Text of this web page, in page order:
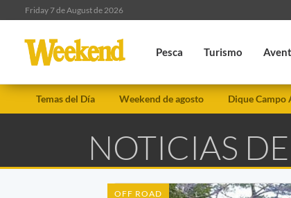
Friday 7 de August de 2026
Pesca Turismo
Temas del Día Weekend de agosto Dique Campo
NOTICIAS
OFF ROAD